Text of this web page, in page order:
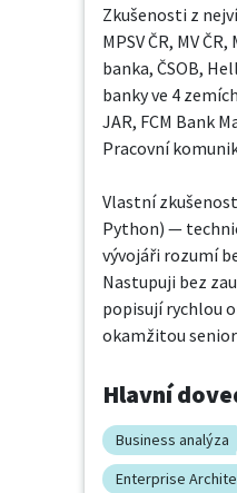
Zkušenosti z
MPSV ČR, MV
banka, ČSOB,
banky ve 4
JAR, FCM Bank
Pracovní
Vlastní
Python) —
vývojáři rozumí
Nastupuji bez
popisují rychlou
okamžitou
Hlavní
Business analýza
Enterprise